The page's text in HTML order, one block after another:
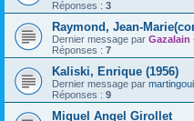
Réponses : 3
Raymond, Jean-
Dernier message par Gazalain
Réponses : 7
Kaliski, Enrique (1956)
Dernier message par
Réponses : 9
Miguel Angel Girollet